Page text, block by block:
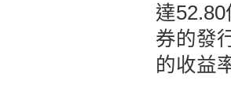
達
券的發
的收益